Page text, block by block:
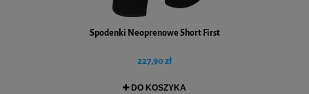
Spodenki Neoprenowe Short First
227,90 zł
DO KOSZYKA